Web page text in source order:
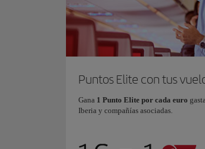
Puntos Elite con tus
Gana 1 Punto Elite por cada euro
Iberia y compañías asociadas.